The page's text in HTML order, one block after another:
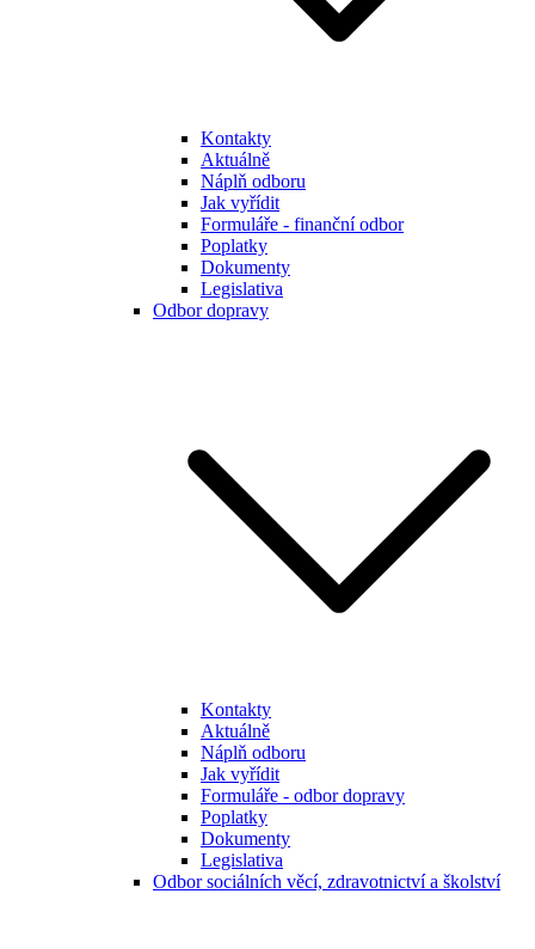
Kontakty
Aktuálně
Náplň odboru
Jak vyřídit
Formuláře - finanční odbor
Poplatky
Dokumenty
Legislativa
Odbor dopravy
Kontakty
Aktuálně
Náplň odboru
Jak vyřídit
Formuláře - odbor dopravy
Poplatky
Dokumenty
Legislativa
Odbor sociálních věcí, zdravotnictví a školství